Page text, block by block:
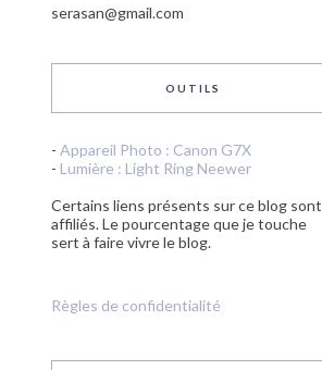
serasan@gmail.com
OUTILS
- Appareil Photo : Canon G7X
- Lumière : Light Ring Neewer
Certains liens présents sur ce blog sont
affiliés. Le pourcentage que je touche
sert à faire vivre le blog.
Règles de confidentialité